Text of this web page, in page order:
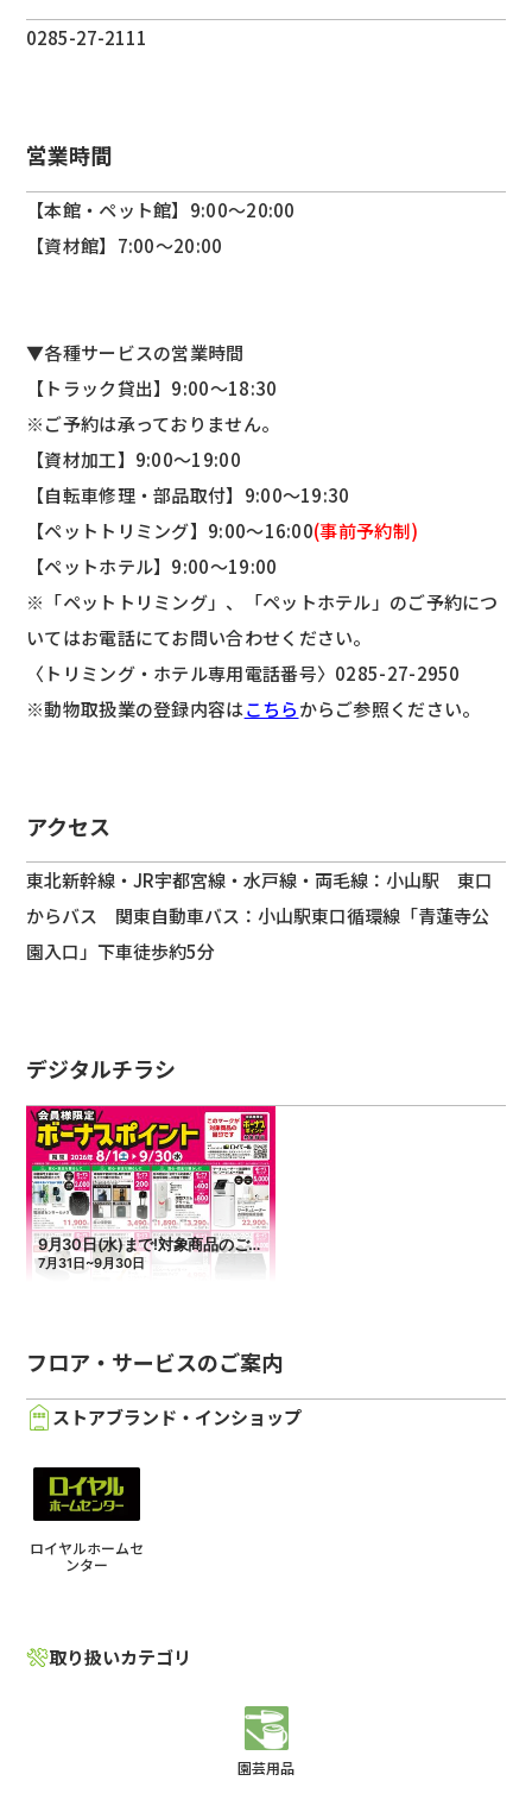
0285-27-2111
営業時間
【本館・ペット館】9:00～20:00
【資材館】7:00～20:00
▼各種サービスの営業時間
【トラック貸出】9:00～18:30
※ご予約は承っておりません。
【資材加工】9:00～19:00
【自転車修理・部品取付】9:00～19:30
【ペットトリミング】9:00～16:00(事前予約制)
【ペットホテル】9:00～19:00
※「ペットトリミング」、「ペットホテル」のご予約につ
いてはお電話にてお問い合わせください。
〈トリミング・ホテル専用電話番号〉 0285-27-2950
※動物取扱業の登録内容はこちらからご参照ください。
アクセス
東北新幹線・JR宇都宮線・水戸線・両毛線：小山駅 東口
からバス 関東自動車バス：小山駅東口循環線「青蓮寺公
園入口」下車徒歩約5分
デジタルチラシ
フロア・サービスのご案内
ストアブランド・インショップ
ロイヤルホームセ
ンター
取り扱いカテゴリ
園芸用品